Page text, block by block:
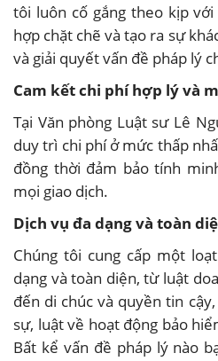
tôi luôn cố gắng theo kịp
hợp chặt chẽ và tạo ra sự
và giải quyết vấn đề pháp lý
Cam kết chi phí hợp lý và
Tại Văn phòng Luật sư Lê
duy trì chi phí ở mức thấp
đồng thời đảm bảo tính
mọi giao dịch.
Dịch vụ đa dạng và toàn
Chúng tôi cung cấp một
dạng và toàn diện, từ luật
đến di chúc và quyền tin
sự, luật về hoạt động bảo
Bất kể vấn đề pháp lý nào